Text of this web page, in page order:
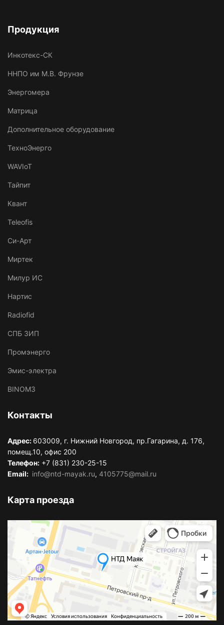
Продукция
Инкотекс-СК
ННПО им М.В. Фрунзе
Энергомера
Матрица
Дополнительное оборудование
ТехноЭнерго
WAVIoT
Тайпит
Квант
Teleofis
Си-Арт
Миртек
Милур ИС
Нартис
Radiofid
СПБ ЗИП
Промэнерго
Эмис-электра
BINOM3
Контакты
Адрес: 603009, г. Нижний Новгород, пр.Гагарина, д. 176,
помещ.10, офис 200
Телефон: +7 (831) 230-25-15
Email: info@ntd-mayak.ru, 4105775@mail.ru
Карта проезда